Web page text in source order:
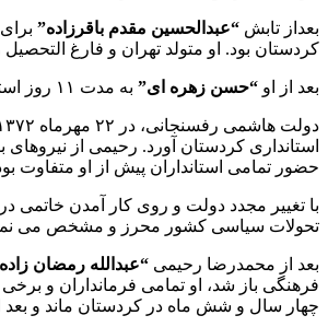
بعداز تابش “عبدالحسین مقدم باقرزاده” برای کمتر از ۱۱
کردستان بود. او متولد تهران و فارغ
بعد از او “حسن زهره ای” به مدت ۱۱ روز استاندار کردستان بود تا اینکه اتفاقی عجیب افتاد، اتفاقی که تعجب بسیاری از قشرهای داخل و خارج استان را برانگیخت.
دولت هاشمی رفسنجانی، در ۲۲ مهرماه ۱۳۷۲ با تصویب دولت سازندگی به ریاست هاشمی رفسنجانی،
حضور تمامی استانداران پیش از او
تحولات سیاسی کشور محرز و مشخص می
بعد از محمدرضا رحیمی “عبدالله رمضان
فرهنگی باز شد، او تمامی فرمانداران و
چهار سال و شش ماه در کردستان ماند و بعد